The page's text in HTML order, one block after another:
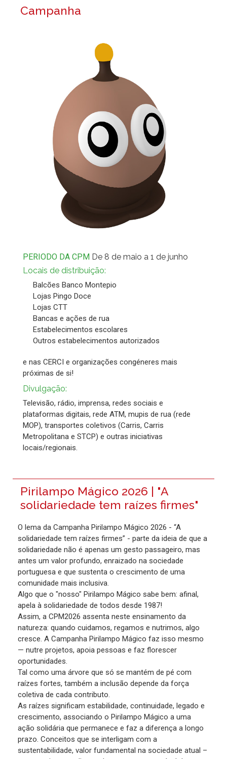
Campanha
PERIODO DA CPM De 8 de maio a 1 de junho
Locais de distribuição:
Balcões Banco Montepio
Lojas Pingo Doce
Lojas CTT
Bancas e ações de rua
Estabelecimentos escolares
Outros estabelecimentos autorizados
e nas CERCI e organizações congéneres mais
próximas de si!
Divulgação:
Televisão, rádio, imprensa, redes sociais e
plataformas digitais, rede ATM, mupis de rua (rede
MOP), transportes coletivos (Carris, Carris
Metropolitana e STCP) e outras iniciativas
locais/regionais.
Pirilampo Mágico 2026 | "A
solidariedade tem raízes firmes"
O lema da Campanha Pirilampo Mágico 2026 - “A
solidariedade tem raízes firmes” - parte da ideia de que a
solidariedade não é apenas um gesto passageiro, mas
antes um valor profundo, enraizado na sociedade
portuguesa e que sustenta o crescimento de uma
comunidade mais inclusiva.
Algo que o "nosso" Pirilampo Mágico sabe bem: afinal,
apela à solidariedade de todos desde 1987!
Assim, a CPM2026 assenta neste ensinamento da
natureza: quando cuidamos, regamos e nutrimos, algo
cresce. A Campanha Pirilampo Mágico faz isso mesmo
— nutre projetos, apoia pessoas e faz florescer
oportunidades.
Tal como uma árvore que só se mantém de pé com
raízes fortes, também a inclusão depende da força
coletiva de cada contributo.
As raízes significam estabilidade, continuidade, legado e
crescimento, associando o Pirilampo Mágico a uma
ação solidária que permanece e faz a diferença a longo
prazo. Conceitos que se interligam com a
sustentabilidade, valor fundamental na sociedade atual –